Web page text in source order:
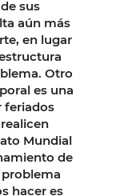
sus
aún más
en lugar
Otro
es una
feriados
Mundial
de
hacer es